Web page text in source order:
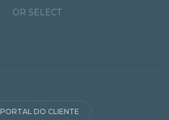
OR SELECT
PORTAL DO CLIENTE